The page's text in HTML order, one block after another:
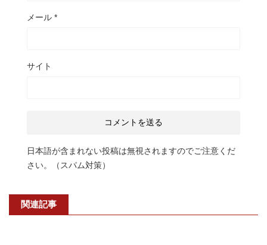
メール *
サイト
日本語が含まれない投稿は無視されますのでご注意くだ
さい。（スパム対策）
関連記事